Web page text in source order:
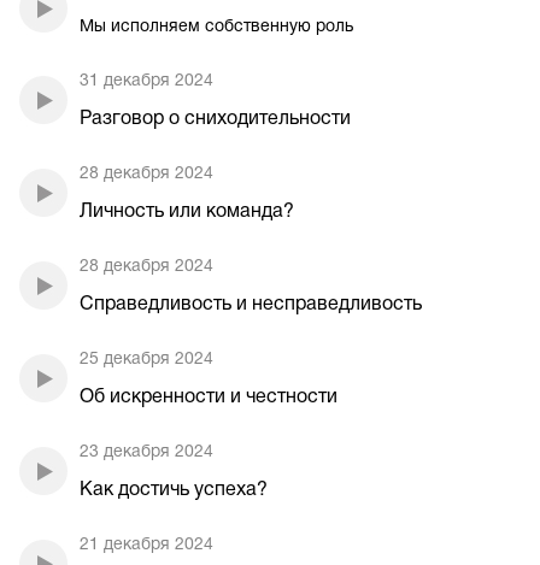
Мы исполняем собственную роль
31 декабря 2024
Разговор о сниходительности
28 декабря 2024
Личность или команда?
28 декабря 2024
Справедливость и несправедливость
25 декабря 2024
Об искренности и честности
23 декабря 2024
Как достичь успеха?
21 декабря 2024